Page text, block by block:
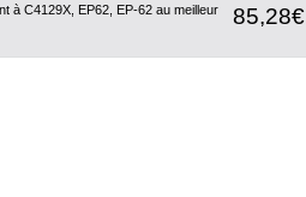
à C4129X, EP62, EP-62 au meilleur
85,28€